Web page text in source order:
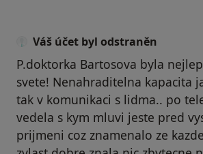
Váš účet byl odstraněn
P.doktorka Bartosova byla
svete! Nenahraditelna kapacita
tak v komunikaci s lidma.. po
vedela s kym mluvi jeste pred
prijmeni coz znamenalo ze